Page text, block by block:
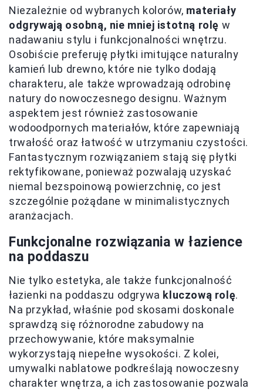
Niezależnie od wybranych kolorów, materiały
odgrywają osobną, nie mniej istotną rolę w
nadawaniu stylu i funkcjonalności wnętrzu.
Osobiście preferuję płytki imitujące naturalny
kamień lub drewno, które nie tylko dodają
charakteru, ale także wprowadzają odrobinę
natury do nowoczesnego designu. Ważnym
aspektem jest również zastosowanie
wodoodpornych materiałów, które zapewniają
trwałość oraz łatwość w utrzymaniu czystości.
Fantastycznym rozwiązaniem stają się płytki
rektyfikowane, ponieważ pozwalają uzyskać
niemal bezspoinową powierzchnię, co jest
szczególnie pożądane w minimalistycznych
aranżacjach.
Funkcjonalne rozwiązania w łazience
na poddaszu
Nie tylko estetyka, ale także funkcjonalność
łazienki na poddaszu odgrywa kluczową rolę.
Na przykład, właśnie pod skosami doskonale
sprawdzą się różnorodne zabudowy na
przechowywanie, które maksymalnie
wykorzystają niepełne wysokości. Z kolei,
umywalki nablatowe podkreślają nowoczesny
charakter wnętrza, a ich zastosowanie pozwala